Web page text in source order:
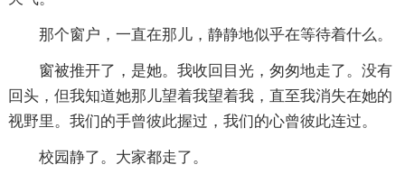
那个窗户，一直在那儿，静静地似乎在等待着什么。
窗被推开了，是她。我收回目光，匆匆地走了。没有
回头，但我知道她那儿望着我望着我，直至我消失在她的
视野里。我们的手曾彼此握过，我们的心曾彼此连过。
校园静了。大家都走了。